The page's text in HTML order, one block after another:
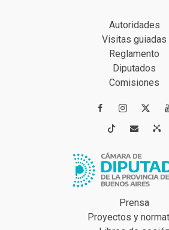
Autoridades
Visitas guiadas
Reglamento
Diputados
Comisiones

 
Prensa
Proyectos y